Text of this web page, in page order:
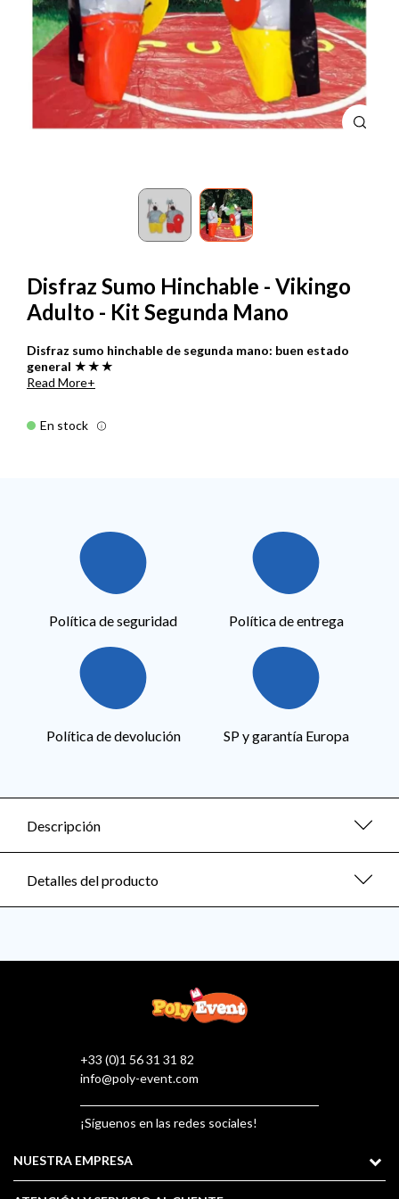
Disfraz Sumo Hinchable - Vikingo
Adulto - Kit Segunda Mano
Disfraz sumo hinchable de segunda mano: buen estado
general ★★★
Read More
En stock
Política de seguridad Política de entrega
Política de devolución SP y garantía Europa
Descripción
Detalles del producto
+33 (0)1 56 31 31 82
info@poly-event.com
¡Síguenos en las redes sociales!
NUESTRA EMPRESA